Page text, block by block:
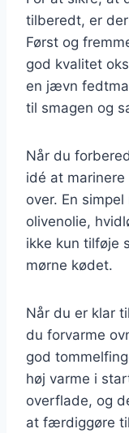
tilberedt, er
Først og
god kvalitet
en jævn
til smagen og
Når du
idé at
over. En
olivenolie,
ikke kun tilføje
mørne kødet.
Når du er klar
du forvarme
god
høj varme i
overflade, og
at færdiggøre